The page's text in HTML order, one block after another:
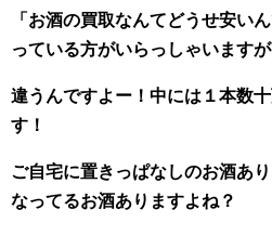
「お酒の買取なんてどうせ安い
っている方がいらっしゃいますが
違うんですよー！中には１本数
す！
ご自宅に置きっぱなしのお酒あ
なってるお酒ありますよね？